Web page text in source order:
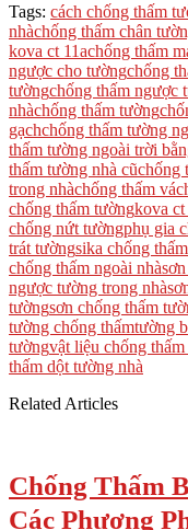
Tags: cách chống thấm
nhàchống thấm chân
kova ct 11achống thấm
ngược cho tườngchống
tườngchống thấm ngược
nhàchống thấm tường
gạchchống thấm tường
thấm tường ngoài trời
thấm tường nhà cũchống
trong nhàchống thấm
chống thấm tườngkova ct
chống nứt tườngphụ gia
trát tườngsika chống
chống thấm ngoài nhà
ngược tường trong nhà
tườngsơn chống thấm
tường chống thấmtường
tườngvật liệu chống
thấm dột tường nhà
Related Articles
Chống Thấm
Các Phương